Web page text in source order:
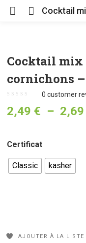
Cocktail mix
cornichons –
0 customer
2,49 € – 2,69
Certificat
Classic kasher
AJOUTER À LA LISTE